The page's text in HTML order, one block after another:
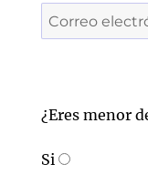
¿Eres menor
Si